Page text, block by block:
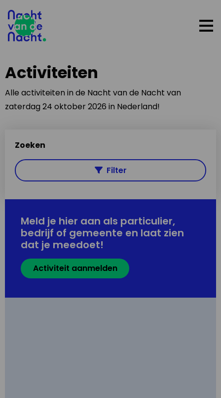
Activiteiten
Alle activiteiten in de Nacht van de Nacht van
zaterdag 24 oktober 2026 in Nederland!
Zoeken
Filter
Meld je hier aan als particulier,
bedrijf of gemeente en laat zien
dat je meedoet!
Activiteit aanmelden